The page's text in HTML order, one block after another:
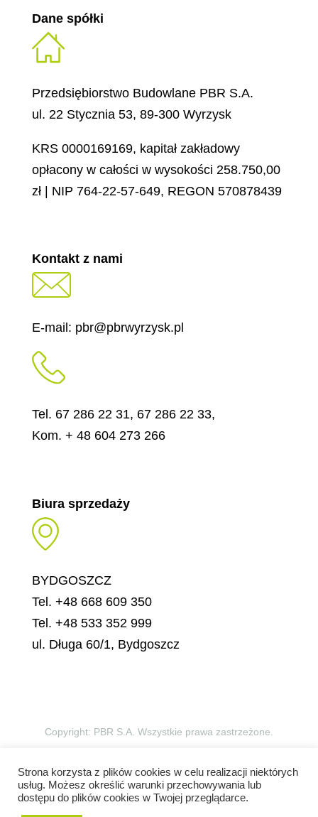
Dane spółki
Przedsiębiorstwo Budowlane PBR S.A.
ul. 22 Stycznia 53, 89-300 Wyrzysk
KRS 0000169169, kapitał zakładowy
opłacony w całości w wysokości 258.750,00
zł | NIP 764-22-57-649, REGON 570878439
Kontakt z nami
E-mail: pbr@pbrwyrzysk.pl
Tel. 67 286 22 31, 67 286 22 33,
Kom. + 48 604 273 266
Biura sprzedaży
BYDGOSZCZ
Tel. +48 668 609 350
Tel. +48 533 352 999
ul. Długa 60/1, Bydgoszcz
Copyright: PBR S.A. Wszystkie prawa zastrzeżone.
Projekt i wykonanie:Agencja Interaktywna Sas
Design
Strona korzysta z plików cookies w celu realizacji niektórych
usług. Możesz określić warunki przechowywania lub
dostępu do plików cookies w Twojej przeglądarce.